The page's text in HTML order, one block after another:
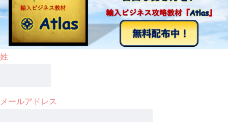
姓
メールアドレス